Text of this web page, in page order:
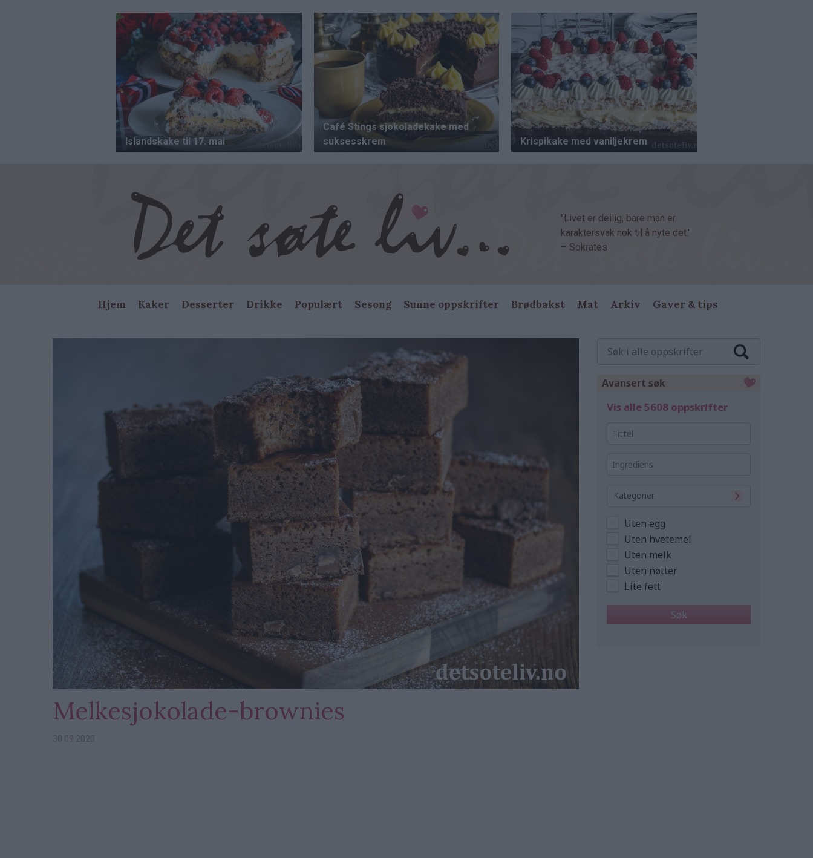
"Livet er deilig, bare man er
karaktersvak nok til å nyte det."
– Sokrates
Main
navigation
Hjem Kaker Desserter Drikke Populært Sesong Sunne oppskrifter Brødbakst Mat Arkiv Gaver & tips
Melkesjokolade-brownies
30.09.2020
Avansert søk
Vis alle 5608 oppskrifter
Kategorier
Uten egg
Uten hvetemel
Uten melk
Uten nøtter
Lite fett